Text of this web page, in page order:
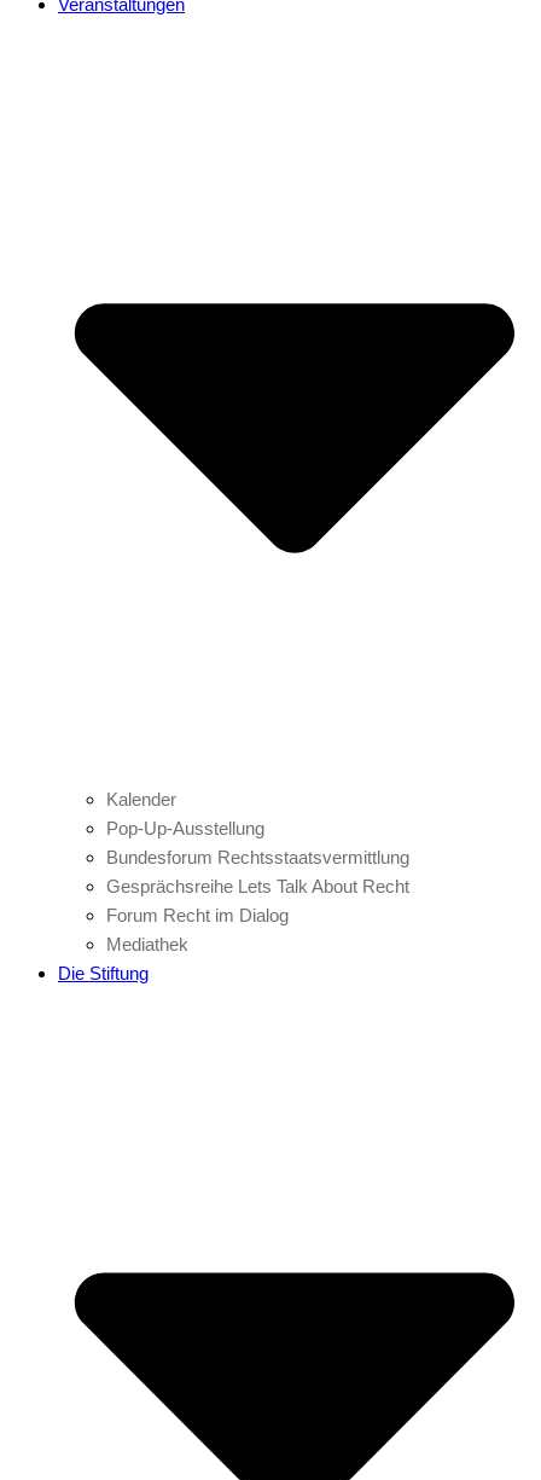
Veranstaltungen
Kalender
Pop-Up-Ausstellung
Bundesforum Rechtsstaatsvermittlung
Gesprächsreihe Lets Talk About Recht
Forum Recht im Dialog
Mediathek
Die Stiftung